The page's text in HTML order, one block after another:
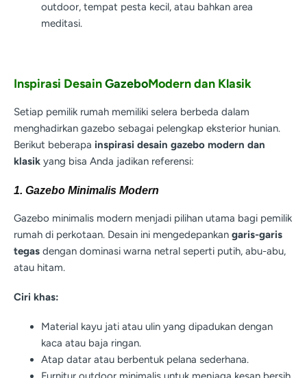
outdoor, tempat pesta kecil, atau bahkan area
meditasi.
Inspirasi DesainGazeboModern dan Klasik
Setiap pemilik rumah memiliki selera berbeda dalam
menghadirkan gazebo sebagai pelengkap eksterior hunian.
Berikut beberapa inspirasi desain gazebo modern dan
klasik yang bisa Anda jadikan referensi:
1. Gazebo Minimalis Modern
Gazebo minimalis modern menjadi pilihan utama bagi pemilik
rumah di perkotaan. Desain ini mengedepankan garis-garis
tegas dengan dominasi warna netral seperti putih, abu-abu,
atau hitam.
Ciri khas:
Material kayu jati atau ulin yang dipadukan dengan
kaca atau baja ringan.
Atap datar atau berbentuk pelana sederhana.